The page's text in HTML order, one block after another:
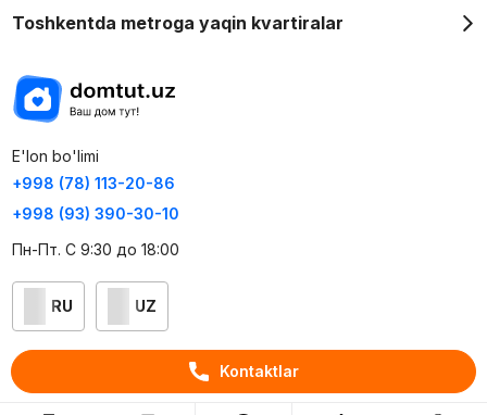
Kontaktlar
Toshkentda metroga yaqin kvartiralar
E'lon bo'limi
+998 (78) 113-20-86
+998 (93) 390-30-10
Пн-Пт. С 9:30 до 18:00
RU UZ
Kontaktlar